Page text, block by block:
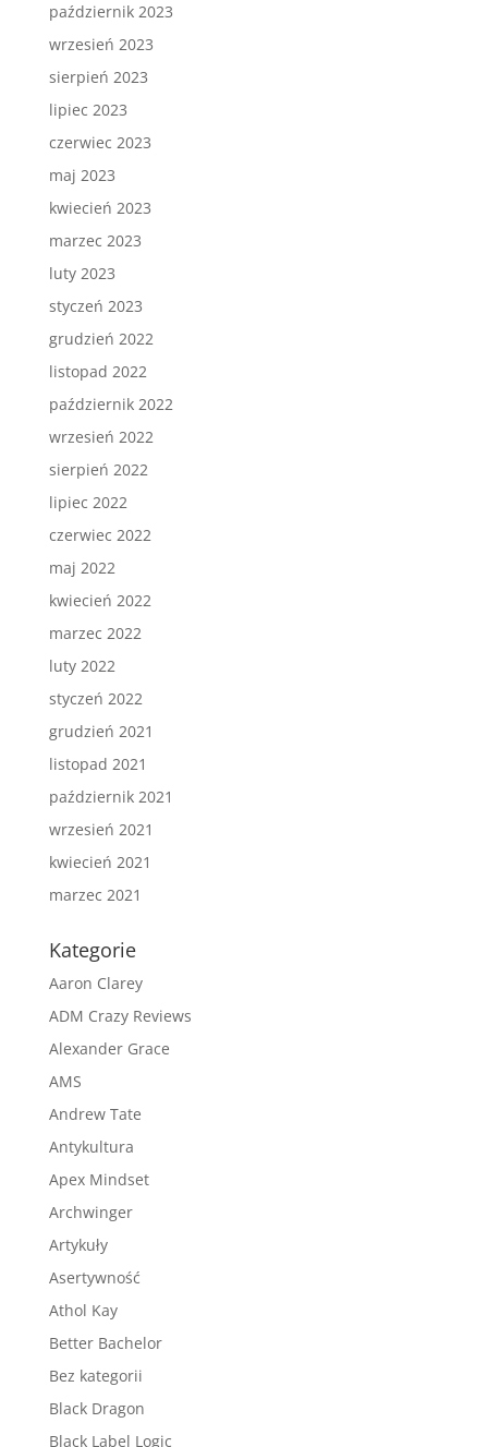
październik 2023
wrzesień 2023
sierpień 2023
lipiec 2023
czerwiec 2023
maj 2023
kwiecień 2023
marzec 2023
luty 2023
styczeń 2023
grudzień 2022
listopad 2022
październik 2022
wrzesień 2022
sierpień 2022
lipiec 2022
czerwiec 2022
maj 2022
kwiecień 2022
marzec 2022
luty 2022
styczeń 2022
grudzień 2021
listopad 2021
październik 2021
wrzesień 2021
kwiecień 2021
marzec 2021
Kategorie
Aaron Clarey
ADM Crazy Reviews
Alexander Grace
AMS
Andrew Tate
Antykultura
Apex Mindset
Archwinger
Artykuły
Asertywność
Athol Kay
Better Bachelor
Bez kategorii
Black Dragon
Black Label Logic